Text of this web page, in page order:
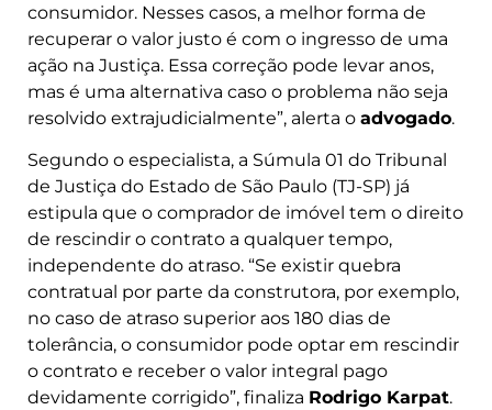
consumidor. Nesses casos, a melhor forma de
recuperar o valor justo é com o ingresso de uma
ação na Justiça. Essa correção pode levar anos,
mas é uma alternativa caso o problema não seja
resolvido extrajudicialmente”, alerta o advogado.
Segundo o especialista, a Súmula 01 do Tribunal
de Justiça do Estado de São Paulo (TJ-SP) já
estipula que o comprador de imóvel tem o direito
de rescindir o contrato a qualquer tempo,
independente do atraso. “Se existir quebra
contratual por parte da construtora, por exemplo,
no caso de atraso superior aos 180 dias de
tolerância, o consumidor pode optar em rescindir
o contrato e receber o valor integral pago
devidamente corrigido”, finaliza Rodrigo Karpat.